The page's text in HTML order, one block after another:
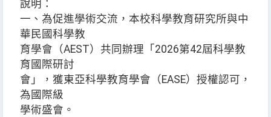
說明：
一、為促進學術交流，本校科學教育研究所與中
華民國科學教
育學會（AEST）共同辦理「2026第42屆科學教
育國際研討
會」，獲東亞科學教育學會（EASE）授權認可，
為國際級
學術盛會。